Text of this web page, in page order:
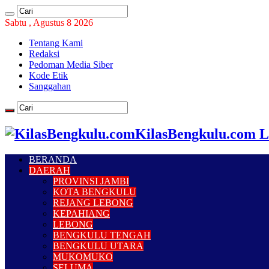
Sabtu , Agustus 8 2026
Tentang Kami
Redaksi
Pedoman Media Siber
Kode Etik
Sanggahan
KilasBengkulu.com
BERANDA
DAERAH
PROVINSI JAMBI
KOTA BENGKULU
REJANG LEBONG
KEPAHIANG
LEBONG
BENGKULU TENGAH
BENGKULU UTARA
MUKOMUKO